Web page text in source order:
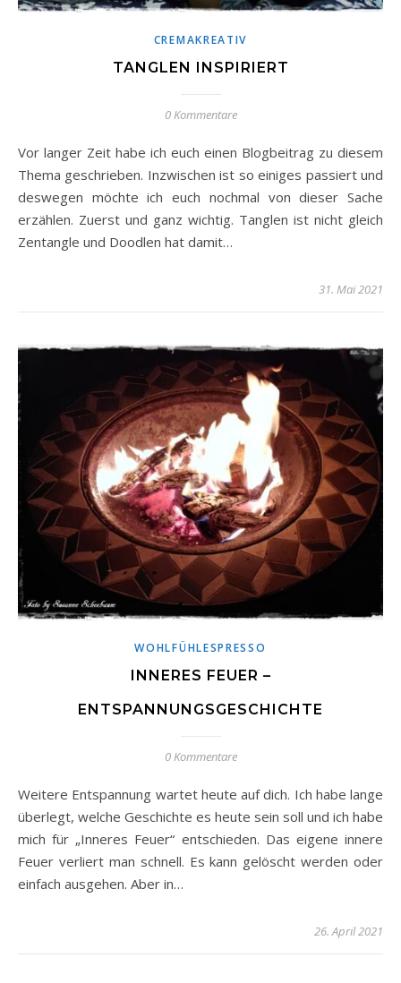
CREMAKREATIV
TANGLEN INSPIRIERT
0 Kommentare
Vor langer Zeit habe ich euch einen Blogbeitrag zu diesem
Thema geschrieben. Inzwischen ist so einiges passiert und
deswegen möchte ich euch nochmal von dieser Sache
erzählen. Zuerst und ganz wichtig. Tanglen ist nicht gleich
Zentangle und Doodlen hat damit…
31. Mai 2021
WOHLFÜHLESPRESSO
INNERES FEUER –
ENTSPANNUNGSGESCHICHTE
0 Kommentare
Weitere Entspannung wartet heute auf dich. Ich habe lange
überlegt, welche Geschichte es heute sein soll und ich habe
mich für „Inneres Feuer“ entschieden. Das eigene innere
Feuer verliert man schnell. Es kann gelöscht werden oder
einfach ausgehen. Aber in…
26. April 2021